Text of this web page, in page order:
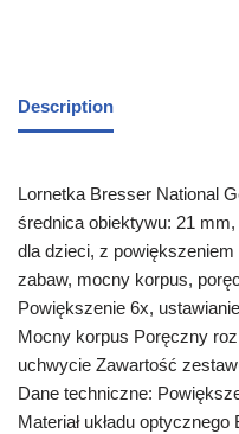
Description
Lornetka Bresser National
średnica obiektywu: 21
dla dzieci, z
zabaw, mocny korpus,
Powiększenie 6x,
Mocny korpus Poręczny
uchwycie Zawartość
Dane techniczne:
Materiał układu